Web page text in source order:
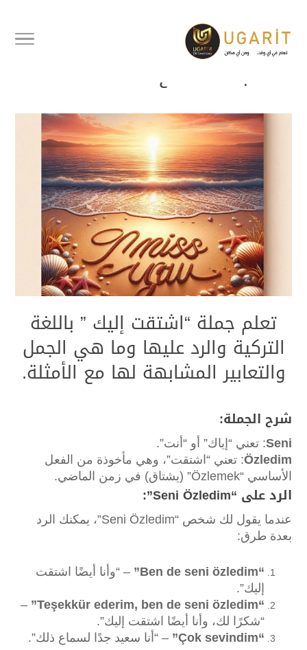
كيف نقول اشتقتلك باللغة التركية
والرد عليها وما هي الجمل والتعابير
المشابهة لها مع الأمثلة.
تعلم جملة “اشتقت إليك ” باللغة
التركية والرد عليها وما هي الجمل
والتعابير المشابهة لها مع الأمثلة.
شرح الجملة:
Seni: تعني “إياك” أو “أنت”.
Özledim: تعني “اشتقت”، وهي مأخوذة من الفعل
الأساسي “Özlemek” (يشتاق) في زمن الماضي.
الرد على “Seni Özledim”:
عندما يقول لك شخص “Seni Özledim”، يمكنك الرد
بعدة طرق:
“Ben de seni özledim”
– “وأنا أيضًا اشتقت
إليك”.
“Teşekkür ederim, ben de seni özledim”
–
“شكرًا لك، وأنا أيضًا اشتقت إليك”.
“Çok sevindim”
– “أنا سعيد جدًا لسماع ذلك”.